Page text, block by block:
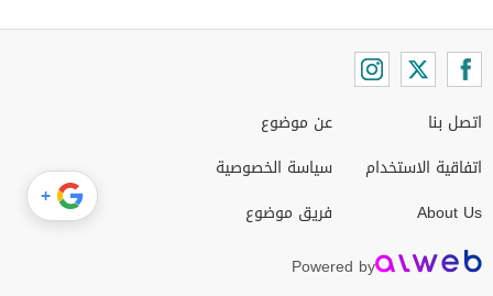
اتصل بنا
اتفاقية الاستخدام
About Us
عن موضوع
سياسة الخصوصية
فريق موضوع
Powered by
+